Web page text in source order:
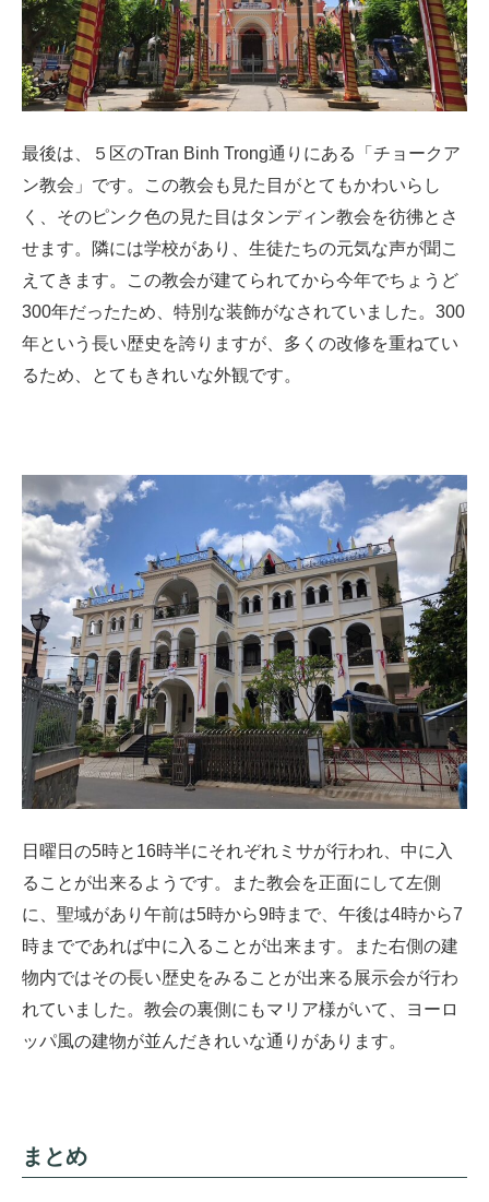
最後は、５区のTran Binh Trong通りにある「チョークア
ン教会」です。この教会も見た目がとてもかわいらし
く、そのピンク色の見た目はタンディン教会を彷彿とさ
せます。隣には学校があり、生徒たちの元気な声が聞こ
えてきます。この教会が建てられてから今年でちょうど
300年だったため、特別な装飾がなされていました。300
年という長い歴史を誇りますが、多くの改修を重ねてい
るため、とてもきれいな外観です。
日曜日の5時と16時半にそれぞれミサが行われ、中に入
ることが出来るようです。また教会を正面にして左側
に、聖域があり午前は5時から9時まで、午後は4時から7
時までであれば中に入ることが出来ます。また右側の建
物内ではその長い歴史をみることが出来る展示会が行わ
れていました。教会の裏側にもマリア様がいて、ヨーロ
ッパ風の建物が並んだきれいな通りがあります。
まとめ